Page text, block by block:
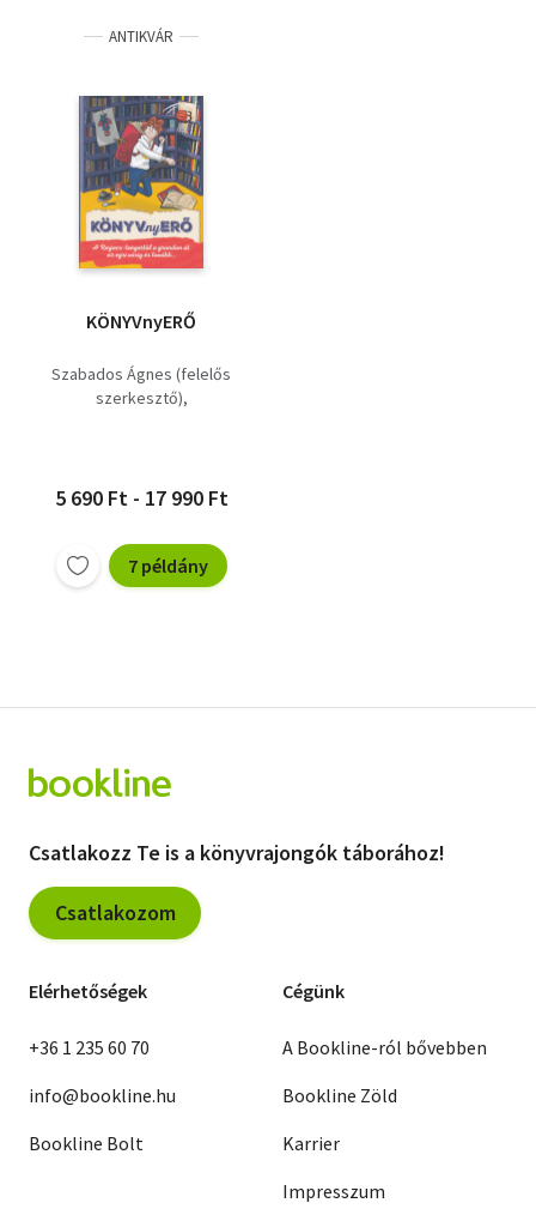
Tankönyv, segédkönyv
Társadalomtudomány
Természettudomány
Történelem
ANTIKVÁR
KÖNYVnyERŐ
Szabados Ágnes (felelős
szerkesztő)
5 690 Ft - 17 990 Ft
7 példány
Csatlakozz Te is a könyvrajongók táborához!
Csatlakozom
Elérhetőségek
+36 1 235 60 70
info@bookline.hu
Bookline Bolt
Cégünk
A Bookline-ról bővebben
Bookline Zöld
Karrier
Impresszum